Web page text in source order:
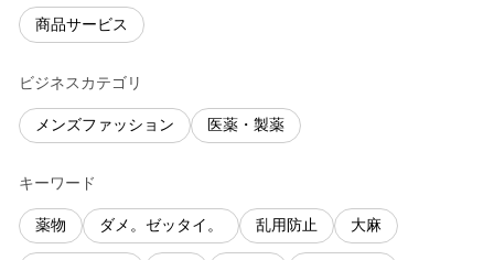
商品サービス
ビジネスカテゴリ
メンズファッション 医薬・製薬
キーワード
薬物 ダメ。ゼッタイ。 乱用防止 大麻